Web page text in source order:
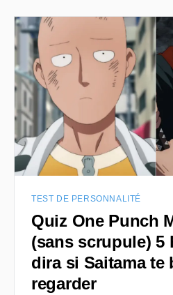
TEST DE PERSONNALITÉ
Quiz One Punch
(sans scrupule) 5
dira si Saitama te
regarder